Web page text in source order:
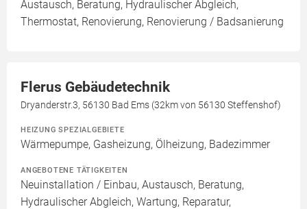
Austausch, Beratung, Hydraulischer Abgleich,
Thermostat, Renovierung, Renovierung / Badsanierung
Flerus Gebäudetechnik
Dryanderstr.3, 56130 Bad Ems (32km von 56130 Steffenshof)
HEIZUNG SPEZIALGEBIETE
Wärmepumpe, Gasheizung, Ölheizung, Badezimmer
ANGEBOTENE TÄTIGKEITEN
Neuinstallation / Einbau, Austausch, Beratung,
Hydraulischer Abgleich, Wartung, Reparatur,